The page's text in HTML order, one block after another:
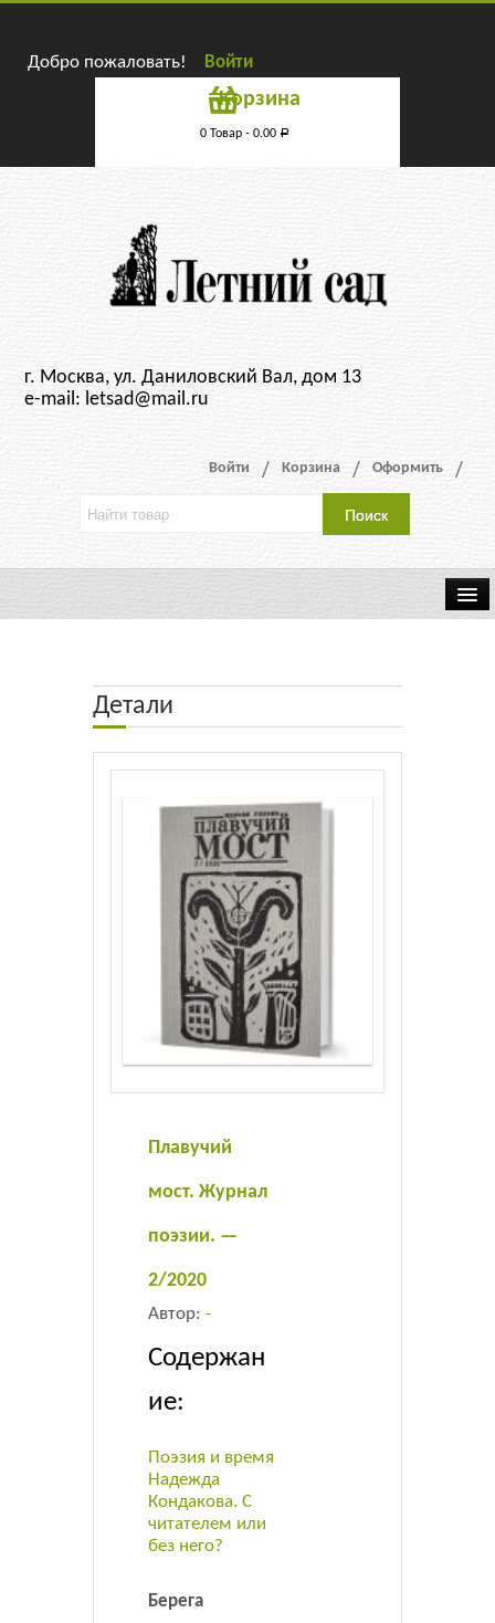
Добро пожаловать! Войти
Корзина
0 Товар - 0.00 Р
г. Москва, ул. Даниловский Вал, дом 13
e-mail: letsad@mail.ru
Войти Корзина Оформить
Контакты
Букинистические книги
Детали
Плавучий
мост. Журнал
поэзии. —
2/2020
Автор: -
Содержан
ие:
Поэзия и время
Надежда
Кондакова. С
читателем или
без него?
Берега